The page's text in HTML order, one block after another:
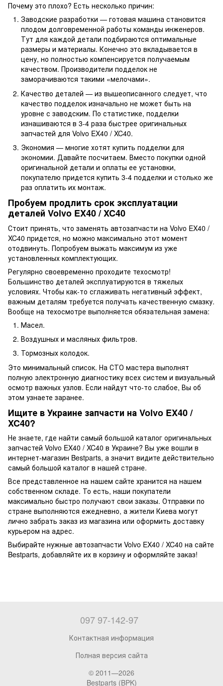
Почему это плохо? Есть несколько причин:
Заводские разработки — готовая машина становится
плодом долговременной работы команды инженеров.
Тут для каждой детали подбираются оптимальные
размеры и материалы. Конечно это вкладывается в
цену, но полностью компенсируется получаемым
качеством. Производители подделок не
заморачиваются такими «мелочами».
Качество деталей — из вышеописанного следует, что
качество подделок изначально не может быть на
уровне с заводским. По статистике, подделки
изнашиваются в 3-4 раза быстрее оригинальных
запчастей для Volvo EX40 / XC40.
Экономия — многие хотят купить подделки для
экономии. Давайте посчитаем. Вместо покупки одной
оригинальной детали и оплаты ее установки,
покупателю придется купить 3-4 подделки и столько же
раз оплатить их монтаж.
Пробуем продлить срок эксплуатации
деталей Volvo EX40 / XC40
Стоит принять, что заменять автозапчасти на Volvo EX40 /
XC40 придется, но можно максимально этот момент
отодвинуть. Попробуем выжать максимум из уже
установленных комплектующих.
Регулярно своевременно проходите техосмотр!
Большинство деталей эксплуатируются в тяжелых
условиях. Чтобы как-то сглаживать негативный эффект,
важным деталям требуется получать качественную смазку.
Вообще на техосмотре выполняется обязательная замена:
Масел.
Воздушных и масляных фильтров.
Тормозных колодок.
Это минимальный список. На СТО мастера выполнят
полную электронную диагностику всех систем и визуальный
осмотр важных узлов. Если найдут что-то слабое, Вы об
этом узнаете заранее.
Ищите в Украине запчасти на Volvo EX40 /
XC40?
Не знаете, где найти самый большой каталог оригинальных
запчастей Volvo EX40 / XC40 в Украине? Вы уже вошли в
интернет-магазин Bestparts, а значит видите действительно
самый большой каталог в нашей стране.
Все представленное на нашем сайте хранится на нашем
собственном складе. То есть, наши покупатели
максимально быстро получают свои заказы. Отправки по
стране выполняются ежедневно, а жители Киева могут
лично забрать заказ из магазина или оформить доставку
курьером на адрес.
Выбирайте нужные автозапчасти Volvo EX40 / XC40 на сайте
Bestparts, добавляйте их в корзину и оформляйте заказ!
097 97-142-97
Контактная информация
Полная версия сайта
© 2011—2026
Bestparts (BPK)